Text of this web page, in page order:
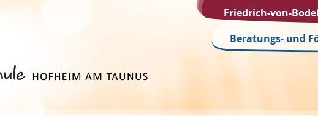
Friedrich-von-
Beratungs- und